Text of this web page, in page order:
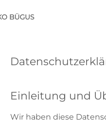
Einleitung und
Wir haben diese